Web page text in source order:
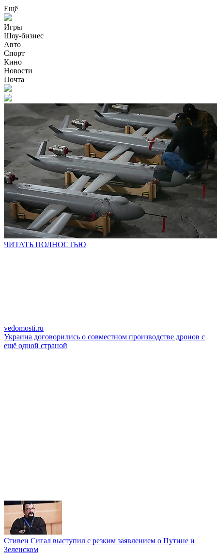
Ещё
Игры
Шоу-бизнес
Авто
Спорт
Кино
Новости
Почта
ЧИТАТЬ ПОЛНОСТЬЮ
vedomosti.ru
Украина договорились о совместном производстве дронов c
ещё одной страной
Стивен Сигал выступил с резким заявлением о Путине и
Зеленском